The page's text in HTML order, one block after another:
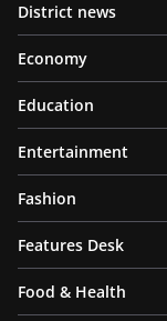
District news
Economy
Education
Entertainment
Fashion
Features Desk
Food & Health